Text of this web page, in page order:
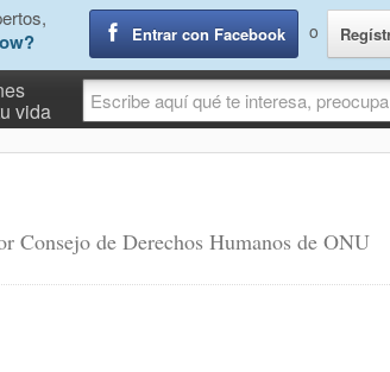
Entrar con Facebook o
vida
Consejo de Derechos Humanos de ONU